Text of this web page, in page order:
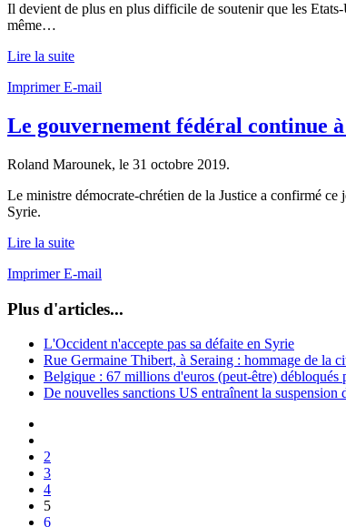
Il devient de plus en plus difficile de soutenir que les
même…
Lire la suite
ImprimerE-mail
Le gouvernement fédéral continue
Roland Marounek, le 31 octobre 2019.
Le ministre démocrate-chrétien de la Justice a confirmé
Syrie.
Lire la suite
ImprimerE-mail
Plus d'articles...
L'Occident n'accepte pas sa défaite en Syrie
Rue Germaine Thibert, à Seraing : hommage de la
Belgique : 67 millions d'euros (peut-être) débloqués
De nouvelles sanctions US entraînent la suspension
2
3
4
5
6